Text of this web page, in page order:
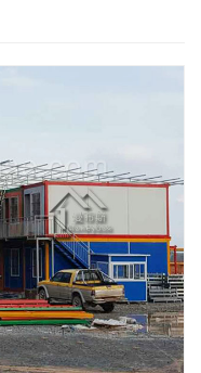
fabrikasi ini
rekreasikamar, gudang dan